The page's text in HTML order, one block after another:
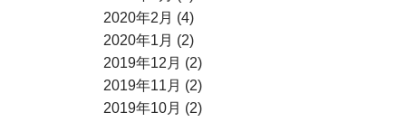
2020年2月 (4)
2020年1月 (2)
2019年12月 (2)
2019年11月 (2)
2019年10月 (2)